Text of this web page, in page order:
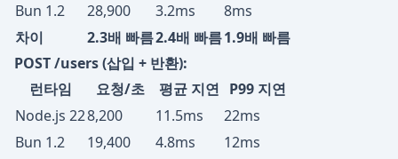
Bun 1.2
28,900 3.2ms
8ms
차이
2.3배 빠름2.4배 빠름1.9배 빠름
POST /users (삽입 + 반환):
런타임
요청/초 평균 지연 P99 지연
Node.js 228,200 11.5ms
22ms
Bun 1.2
19,400 4.8ms
12ms